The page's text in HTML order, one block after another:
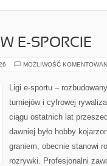
E-SPORCIE
MOŻLIWOŚĆ
Ligi e-sportu –
turniejów i cyfrowej
ciągu ostatnich lat
dawniej było hobby
graniem, obecnie stanowi
rozrywki. Profesjonalni